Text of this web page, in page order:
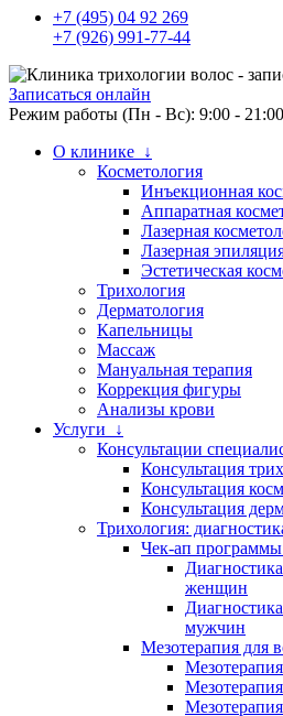
+7 (495) 04 92 269
+7 (926) 991-77-44
Записаться онлайн
Режим работы (Пн - Вс): 9:00 -
О клинике ↓
Косметология
Инъекционная
Аппаратная
Лазерная
Лазерная
Эстетическая
Трихология
Дерматология
Капельницы
Массаж
Мануальная терапия
Коррекция фигуры
Анализы крови
Услуги ↓
Консультации
Консультация
Консультация
Консультация
Трихология:
Чек-ап
женщин
мужчин
Мезотерапия для